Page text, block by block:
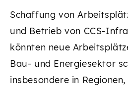
Schaffung von
und Betrieb von CCS-
könnten neue
Bau- und Energiesektor
insbesondere in